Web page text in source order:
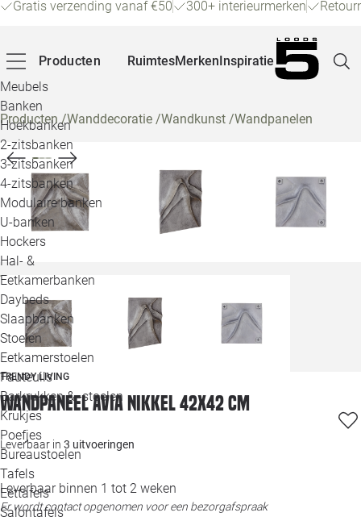
Gratis verzending vanaf €50 300+ interieurmerken
Producten
Meubels
Banken
Hoekbanken
2-zitsbanken
3-zitsbanken
4-zitsbanken
Modulaire banken
U-banken
Hockers
Hal- &
Eetkamerbanken
Daybeds
Slaapbanken
Stoelen
Eetkamerstoelen
Fauteuils
Barkrukken & -stoelen
Krukjes
Poefjes
Bureaustoelen
Tafels
Eettafels
Salontafels
RuimtesMerkenInspiratie
Producten/Wanddecoratie /Wandkunst /Wandpanelen
TRENDY LIVING
Wandpaneel Avia nikkel 42x42 cm
Leverbaar in 3 uitvoeringen
Leverbaar binnen 1 tot 2 weken
Er wordt contact opgenomen voor een bezorgafspraak